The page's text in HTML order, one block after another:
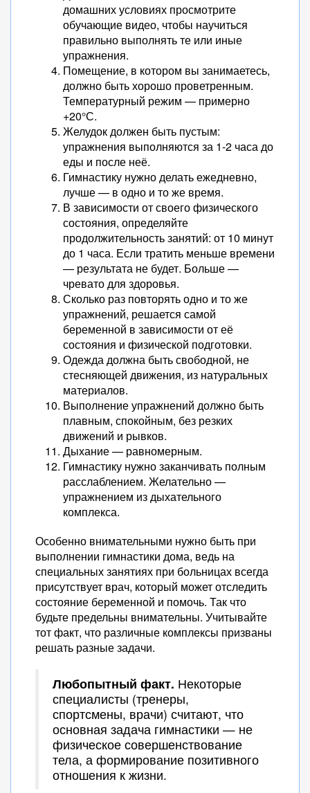
домашних условиях просмотрите
обучающие видео, чтобы научиться
правильно выполнять те или иные
упражнения.
Помещение, в котором вы занимаетесь,
должно быть хорошо проветренным.
Температурный режим — примерно
+20°С.
Желудок должен быть пустым:
упражнения выполняются за 1-2 часа до
еды и после неё.
Гимнастику нужно делать ежедневно,
лучше — в одно и то же время.
В зависимости от своего физического
состояния, определяйте
продолжительность занятий: от 10 минут
до 1 часа. Если тратить меньше времени
— результата не будет. Больше —
чревато для здоровья.
Сколько раз повторять одно и то же
упражнений, решается самой
беременной в зависимости от её
состояния и физической подготовки.
Одежда должна быть свободной, не
стесняющей движения, из натуральных
материалов.
Выполнение упражнений должно быть
плавным, спокойным, без резких
движений и рывков.
Дыхание — равномерным.
Гимнастику нужно заканчивать полным
расслаблением. Желательно —
упражнением из дыхательного
комплекса.
Особенно внимательными нужно быть при
выполнении гимнастики дома, ведь на
специальных занятиях при больницах всегда
присутствует врач, который может отследить
состояние беременной и помочь. Так что
будьте предельны внимательны. Учитывайте
тот факт, что различные комплексы призваны
решать разные задачи.
Любопытный факт. Некоторые
специалисты (тренеры,
спортсмены, врачи) считают, что
основная задача гимнастики — не
физическое совершенствование
тела, а формирование позитивного
отношения к жизни.